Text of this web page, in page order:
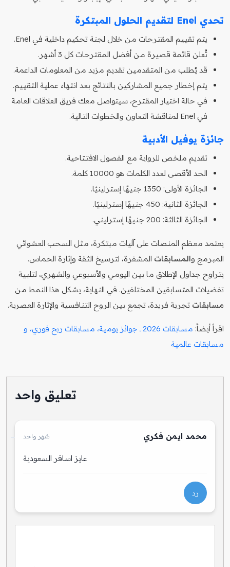
تحدي Enel لتقديم الحلول المبتكرة
يتم تقييم المقترحات من خلال لجنة تحكيم داخلية في Enel.
تُعلن قائمة قصيرة من أفضل المقترحات كل 3 أشهر.
قد يُطلب من المتقدمين تقديم مزيد من المعلومات الداعمة.
يتم إخطار جميع المشاركين بالنتائج بعد انتهاء عملية التقييم.
في حالة اختيار المقترح، سيتواصل معك فريق العلاقات العامة
في Enel لمناقشة التعاون والخطوات التالية.
جائزة يوفيل الأدبية
تقديم ملخص للرواية مع الفصول الافتتاحية.
الحد الأقصى لعدد الكلمات هو 10000 كلمة.
الجائزة الأولى: 1350 جنيهًا إسترلينيًا.
الجائزة الثانية: 450 جنيهًا إسترلينيًا.
الجائزة الثالثة: 200 جنيهًا إسترليني.
يعتمد معظم المنصات على آليات مبتكرة، مثل السحب العشوائي
المبرمج والمسابقات المشفرة، لترسيخ الثقة وإثارة الحماس.
يتراوح جداول الإطلاق ما بين اليومي والأسبوعي والشهري، لتلبية
تفضيلات المتسابقين المختلفين. في النهاية، يشكل هذا النمط من
مسابقات تجربة فريدة، تجمع بين الروح التنافسية والإثارة العصرية.
اقرأ أيضاً:
مسابقات 2026 ـ جوائز يومية، مسابقات ربح فوري، و
مسابقات عالمية
تعليق واحد
محمد ايمن فكري شهر واحد
عايز اسافر السعودية
رد